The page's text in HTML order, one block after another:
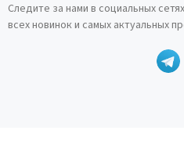
Следите за нами в социальных
всех новинок и самых актуальных